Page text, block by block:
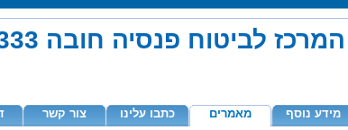
המרכז לביטוח פנסיה חובה 073-3340333
מידע נוסף מאמרים כתבו עלינו צור קשר